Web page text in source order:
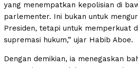
yang menempatkan kepolisian di
parlementer. Ini bukan untuk
Presiden, tetapi untuk memperkuat
supremasi hukum,” ujar Habib Aboe.
Dengan demikian, ia menegaskan